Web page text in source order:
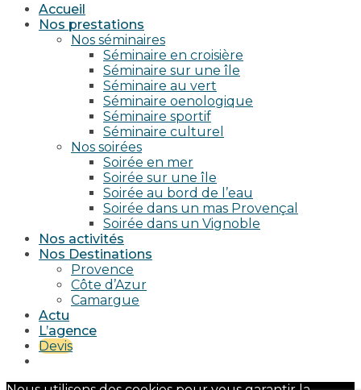
Accueil
Nos prestations
Nos séminaires
Séminaire en croisière
Séminaire sur une île
Séminaire au vert
Séminaire oenologique
Séminaire sportif
Séminaire culturel
Nos soirées
Soirée en mer
Soirée sur une île
Soirée au bord de l’eau
Soirée dans un mas Provençal
Soirée dans un Vignoble
Nos activités
Nos Destinations
Provence
Côte d’Azur
Camargue
Actu
L’agence
Devis